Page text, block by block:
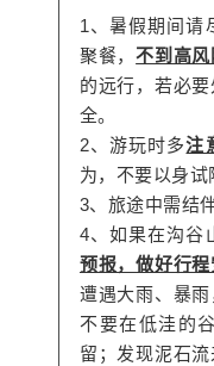
1、暑假期间请
聚餐，不到高
的远行，若必
全。
2、游玩时多注
为，不要以身试
3、旅途中需结
4、如果在沟谷
预报，做好行
遭遇大雨、暴雨
不要在低洼的
留；发现泥石